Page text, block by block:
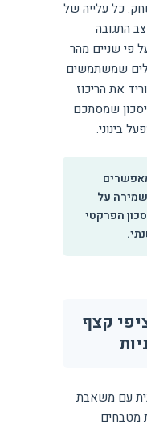
כל עלייה של
התגובה
צלזיוס יפעל פי שניים מהר
במפעלים שמשתמשים
את הריכוז
שמסתכם
בינוני.
צלזיוס מאפשרים
שמירה על
הפרקטי
קצף
עם משאבת
מטבחים